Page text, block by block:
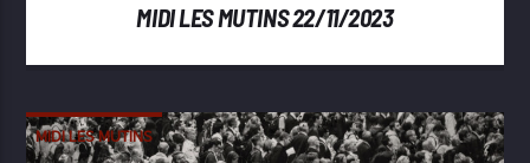
MIDI LES MUTINS 22/11/2023
MIDI LES MUTINS